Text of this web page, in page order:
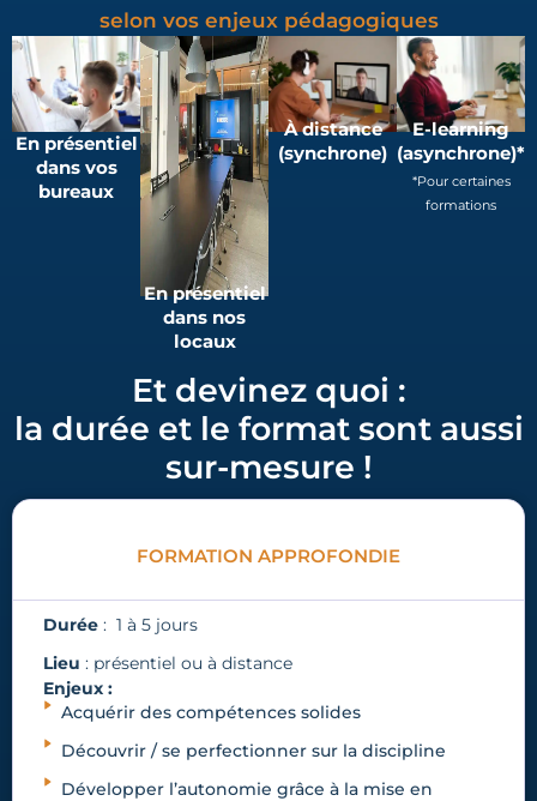
selon vos enjeux pédagogiques
En présentiel
dans vos
bureaux
En présentiel
dans nos
locaux
À distance
(synchrone)
E-learning
(asynchrone)*
*Pour certaines
formations
Et devinez quoi :
la durée et le format sont aussi
sur-mesure !
FORMATION APPROFONDIE
Durée : 1 à 5 jours
Lieu : présentiel ou à distance
Enjeux :
Acquérir des compétences solides
Découvrir / se perfectionner sur la discipline
Développer l’autonomie grâce à la mise en